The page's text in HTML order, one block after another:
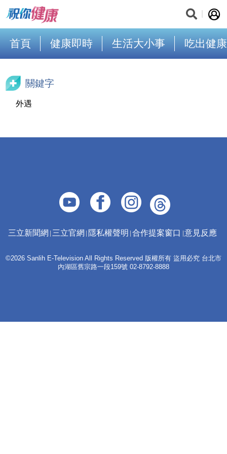
首頁 健康即時 生活大小事 吃出健康
關鍵字
外遇
三立新聞網 三立官網 隱私權聲明 合作提案窗口 意見反應
©2026 Sanlih E-Television All Rights Reserved 版權所有 盜用必究 台北市
內湖區舊宗路一段159號 02-8792-8888